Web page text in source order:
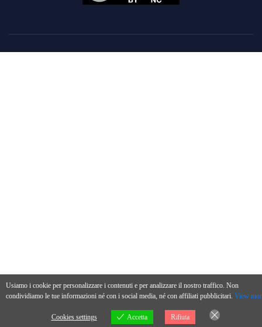
Usiamo i cookie per personalizzare i contenuti e per analizzare il nostro traffico. Non
condividiamo le tue informazioni né con i social media, né con affiliati pubblicitari. View
Cookies settings Accetta Rifiuta